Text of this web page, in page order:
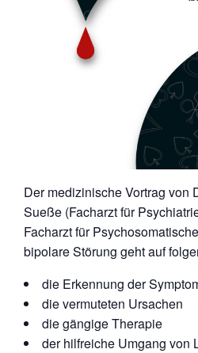
Der medizinische Vortrag von
Sueße (Facharzt für
Facharzt für
bipolare Störung geht auf
die Erkennung der
die vermuteten Ursachen
die gängige Therapie
der hilfreiche Umgang von